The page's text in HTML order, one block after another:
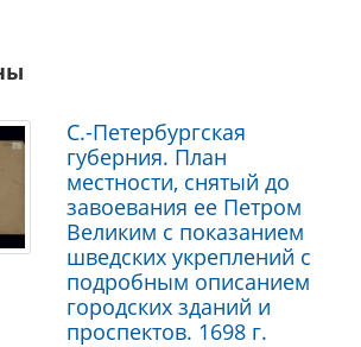
С.-Петербургская
губерния. План
местности, снятый до
завоевания ее Петром
Великим с показанием
шведских укреплений с
подробным описанием
городских зданий и
проспектов. 1698 г.